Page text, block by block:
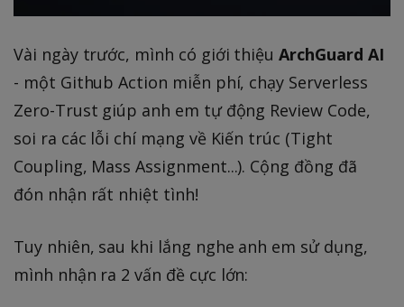
Vài ngày trước, mình có giới thiệuArchGuard AI
- một Github Action miễn phí, chạy Serverless
Zero-Trust giúp anh em tự động Review Code,
soi ra các lỗi chí mạng về Kiến trúc (Tight
Coupling, Mass Assignment...). Cộng đồng đã
đón nhận rất nhiệt tình!
Tuy nhiên, sau khi lắng nghe anh em sử dụng,
mình nhận ra 2 vấn đề cực lớn: